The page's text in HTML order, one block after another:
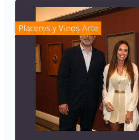
Placeres y Vinos Arte